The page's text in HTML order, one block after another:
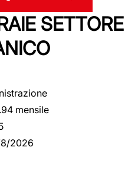
SETTORE
mensile
2026